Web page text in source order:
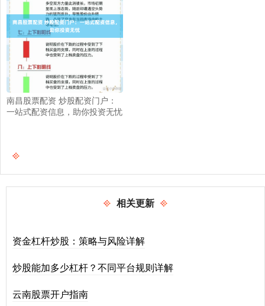
南昌股票配资 炒股配资门户：
一站式配资信息，助你投资无忧
相关更新
资金杠杆炒股：策略与风险详解
炒股能加多少杠杆？不同平台规则详解
云南股票开户指南